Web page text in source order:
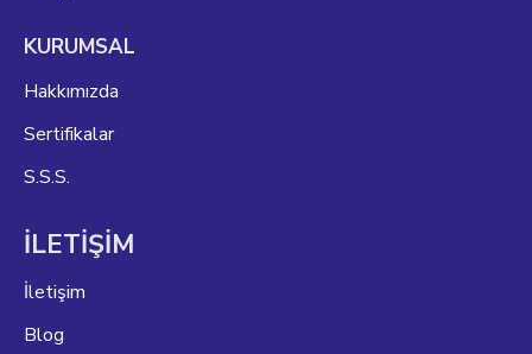
KURUMSAL
Hakkımızda
Sertifikalar
S.S.S.
İLETİŞİM
İletişim
Blog